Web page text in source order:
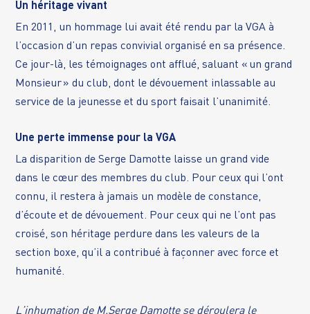
Un héritage vivant
En 2011, un hommage lui avait été rendu par la VGA à
l’occasion d’un repas convivial organisé en sa présence.
Ce jour-là, les témoignages ont afflué, saluant « un grand
Monsieur » du club, dont le dévouement inlassable au
service de la jeunesse et du sport faisait l’unanimité.
Une perte immense pour la VGA
La disparition de Serge Damotte laisse un grand vide
dans le cœur des membres du club. Pour ceux qui l’ont
connu, il restera à jamais un modèle de constance,
d’écoute et de dévouement. Pour ceux qui ne l’ont pas
croisé, son héritage perdure dans les valeurs de la
section boxe, qu’il a contribué à façonner avec force et
humanité.
L’inhumation de M.Serge Damotte se déroulera le